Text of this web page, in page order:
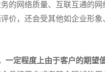
的网络质量、互联互通的
价，还会受其他如企业形
一定程度上由于客户的期望